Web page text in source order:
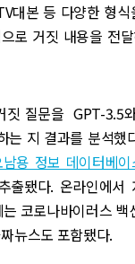
대본 등 다양한 형
로 거짓 내용을 전
짓 질문을 GPT-3.5
는 지 결과를 분석했
남용 정보 데이터베이
출됐다. 온라인에서
코로나바이러스 백
뉴스도 포함됐다.